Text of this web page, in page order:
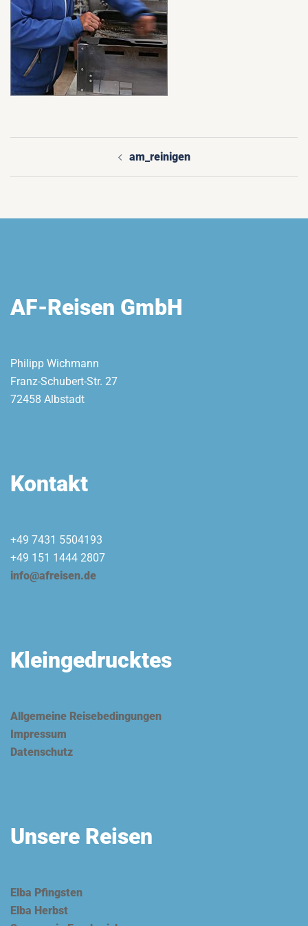
Beitragsnavigation
am_reinigen
AF-Reisen GmbH
Philipp Wichmann
Franz-Schubert-Str. 27
72458 Albstadt
Kontakt
+49 7431 5504193
+49 151 1444 2807
info@afreisen.de
Kleingedrucktes
Allgemeine Reisebedingungen
Impressum
Datenschutz
Unsere Reisen
Elba Pfingsten
Elba Herbst